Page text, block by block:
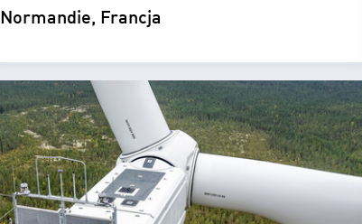
Normandie, Francja